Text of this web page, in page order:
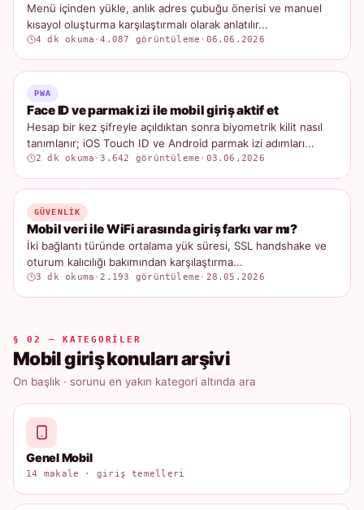
Menü içinden yükle, anlık adres çubuğu önerisi ve manuel
kısayol oluşturma karşılaştırmalı olarak anlatılır...
4 dk okuma ·4.087 görüntüleme · 06.06.2026
PWA
Face ID ve parmak izi ile mobil giriş aktif et
Hesap bir kez şifreyle açıldıktan sonra biyometrik kilit nasıl
tanımlanır; iOS Touch ID ve Android parmak izi adımları...
2 dk okuma ·3.642 görüntüleme · 03.06.2026
GÜVENLIK
Mobil veri ile WiFi arasında giriş farkı var mı?
İki bağlantı türünde ortalama yük süresi, SSL handshake ve
oturum kalıcılığı bakımından karşılaştırma...
3 dk okuma ·2.193 görüntüleme · 28.05.2026
§ 02 — KATEGORILER
Mobil giriş konuları arşivi
On başlık · sorunu en yakın kategori altında ara
Genel Mobil
14 makale · giriş temelleri